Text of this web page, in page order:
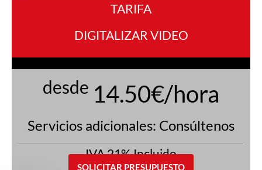
TARIFA
DIGITALIZAR VIDEO
desde 14.50€/hora
Servicios adicionales: Consúltenos
IVA 21% Incluido
SOLICITAR PRESUPUESTO